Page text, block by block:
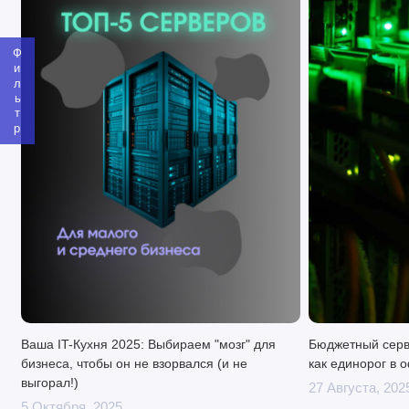
Фильтр
обслуживание всей системы.
Blade часто используются в кластерах данных, где требуется
большая вычислительная мощность в ограниченном
пространстве. Однако такая интенсивность работы
неизбежно приводит к выделению значительного количества
тепла. Поэтому устройства требуют эффективной системы
охлаждения, которая должна быть тщательно продумана и
реализована. Обычно охлаждение осуществляется с
помощью вентиляторов, кондиционеров и специальных
систем жидкостного охлаждения, которые эффективно
отводят тепло от оборудования.
Конструкция blade-сервера представляет собой тонкий,
узкий модуль, который размещается в специальном
корпусе, называемом "шасси". Она состоит из следующих
Шасси. Каркас, который содержит в себе питание,
охлаждение, интерконнекты и другие системы. Шасси
Ваша IT-Кухня 2025: Выбираем "мозг" для
бизнеса, чтобы он не взорвался (и не
выгорал!)
Бюджетный
как единорог в
27 Августа,